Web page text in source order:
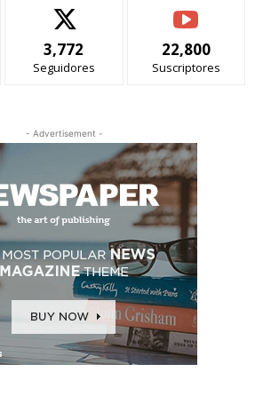
3,772
Seguidores
22,800
Suscriptores
- Advertisement -